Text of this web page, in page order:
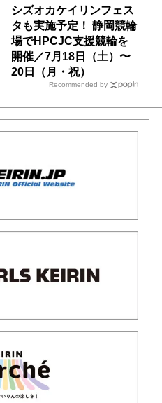
シズオカケイリンフェス
タも実施予定！ 静岡競輪
場でHPCJC支援競輪を
開催／7月18日（土）〜
20日（月・祝）
Recommended by